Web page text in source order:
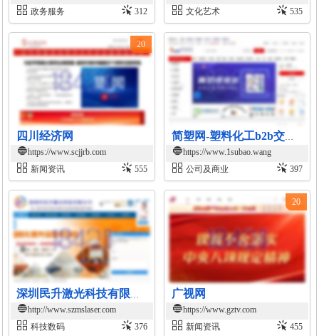
政务服务
312
文化艺术
535
四川经济网
https://www.scjjrb.com
新闻资讯
555
20
https://www.1subao.wang
公司及商业
397
http://www.szmslaser.com
科技数码
376
广视网
https://www.gztv.com
新闻资讯
455
20